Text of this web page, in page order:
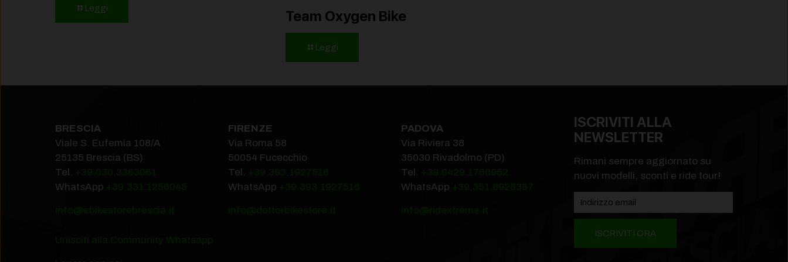
Leggi Team Oxygen Bike
Leggi
BRESCIA
Viale S. Eufemia 108/A
25135 Brescia (BS)
Tel. +39.030.3363061
WhatsApp +39.331.1256045
info@ebikestorebrescia.it
Unisciti alla Community Whatsapp
FIRENZE
Via Roma 58
50054 Fucecchio
Tel. +39.393.1927516‬
WhatsApp +39.393.1927516
info@dottorbikestore.it
PADOVA
Via Riviera 38
35030 Rivadolmo (PD)
Tel. +39.0429.1760952‬
WhatsApp +39.351.8928387
info@ridextreme.it
ISCRIVITI ALLA
NEWSLETTER
Rimani sempre aggiornato su
nuovi modelli, sconti e ride tour!